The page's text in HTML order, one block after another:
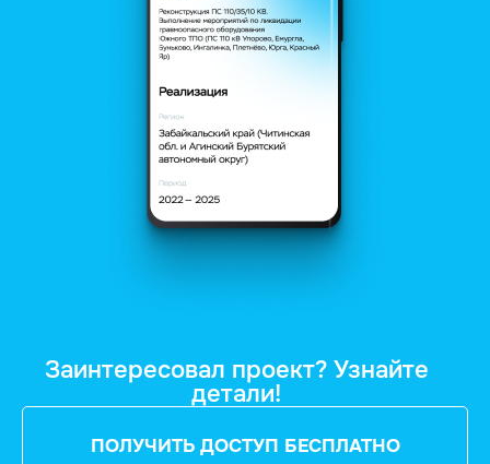
Заинтересовал проект? Узнайте
детали!
ПОЛУЧИТЬ ДОСТУП БЕСПЛАТНО